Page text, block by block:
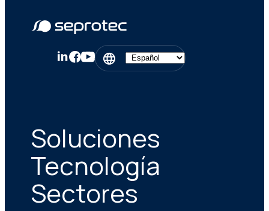
Soluciones
Tecnología
Sectores